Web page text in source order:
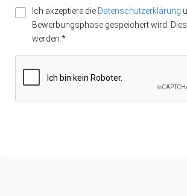
Ich akzeptiere die Datenschutzerklärung
Bewerbungsphase gespeichert wird.
werden.*